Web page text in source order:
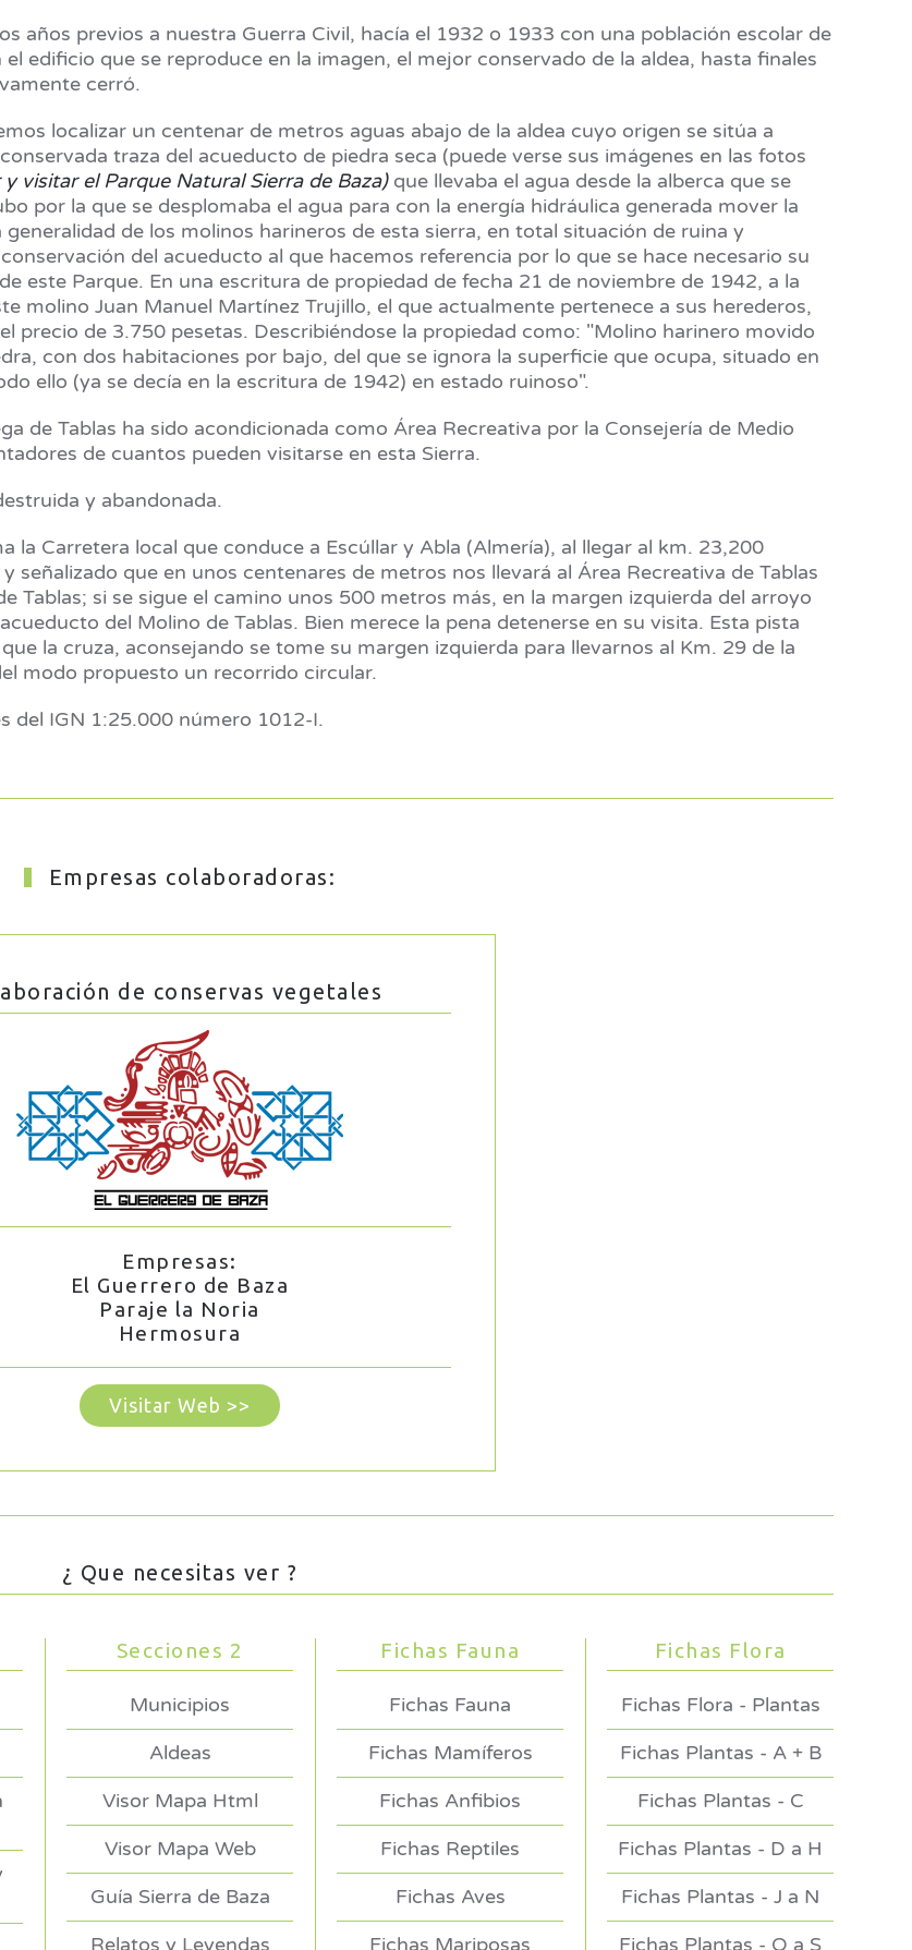
años previos a nuestra Guerra Civil, hacía el 1932 o 1933 con una población escolar de
edificio que se reproduce en la imagen, el mejor conservado de la aldea, hasta finales
cerró.
localizar un centenar de metros aguas abajo de la aldea cuyo origen se sitúa a
traza del acueducto de piedra seca (puede verse sus imágenes en las fotos
visitar el Parque Natural Sierra de Baza) que llevaba el agua desde la alberca que se
por la que se desplomaba el agua para con la energía hidráulica generada mover la
de los molinos harineros de esta sierra, en total situación de ruina y
del acueducto al que hacemos referencia por lo que se hace necesario su
este Parque. En una escritura de propiedad de fecha 21 de noviembre de 1942, a la
molino Juan Manuel Martínez Trujillo, el que actualmente pertenece a sus herederos,
precio de 3.750 pesetas. Describiéndose la propiedad como: "Molino harinero movido
con dos habitaciones por bajo, del que se ignora la superficie que ocupa, situado en
ello (ya se decía en la escritura de 1942) en estado ruinoso".
de Tablas ha sido acondicionada como Área Recreativa por la Consejería de Medio
de cuantos pueden visitarse en esta Sierra.
y abandonada.
la Carretera local que conduce a Escúllar y Abla (Almería), al llegar al km. 23,200
que en unos centenares de metros nos llevará al Área Recreativa de Tablas
Tablas; si se sigue el camino unos 500 metros más, en la margen izquierda del arroyo
del Molino de Tablas. Bien merece la pena detenerse en su visita. Esta pista
la cruza, aconsejando se tome su margen izquierda para llevarnos al Km. 29 de la
modo propuesto un recorrido circular.
del IGN 1:25.000 número 1012-I.
Empresas colaboradoras:
de conservas vegetales
Empresas:
El Guerrero de Baza
Paraje la Noria
Hermosura
Visitar Web >>
¿ Que necesitas ver ?
Secciones 2
Municipios
Aldeas
Visor Mapa Html
Visor Mapa Web
Guía Sierra de Baza
Relatos y Leyendas
Fichas Fauna
Fichas Fauna
Fichas Mamíferos
Fichas Anfibios
Fichas Reptiles
Fichas Aves
Fichas Mariposas
Fichas Flora
Fichas Flora - Plantas
Fichas Plantas - A + B
Fichas Plantas - C
Fichas Plantas - D a H
Fichas Plantas - J a N
Fichas Plantas - O a S